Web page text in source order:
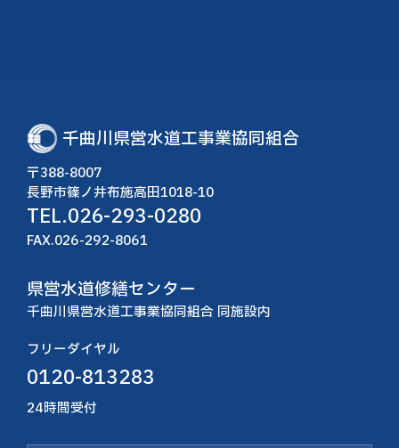
千曲川県営水道工事業協同組合
〒388-8007
長野市篠ノ井布施高田1018-10
TEL.026-293-0280
FAX.026-292-8061
県営水道修繕センター
千曲川県営水道工事業協同組合 同施設内
フリーダイヤル
0120-813283
24時間受付